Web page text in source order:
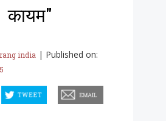
कायम"
india | Published on: